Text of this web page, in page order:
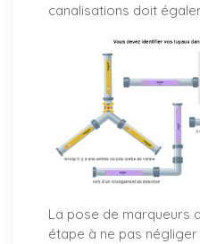
canalisations doit
La pose de marqueurs
étape à ne pas